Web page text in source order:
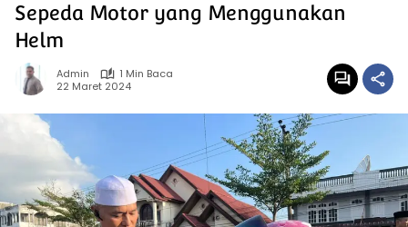
Sepeda Motor yang Menggunakan
Helm
Admin
1 Min Baca
22 Maret 2024